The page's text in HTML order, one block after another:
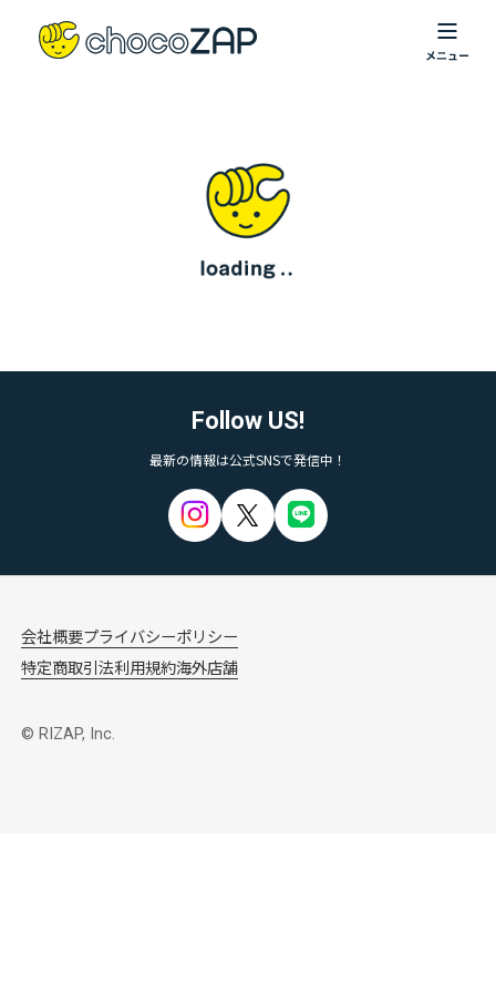
Follow US!
最新の情報は公式SNSで発信中！
会社概要プライバシーポリシー
特定商取引法利用規約海外店舗
© RIZAP, Inc.